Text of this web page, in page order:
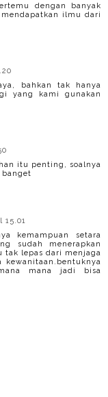
dengan banyak
ilmu dari
bahkan tak hanya
yang kami gunakan
itu penting, soalnya
15.01
kemampuan setara
sudah menerapkan
tak lepas dari menjaga
kewanitaan.bentuknya
mana jadi bisa